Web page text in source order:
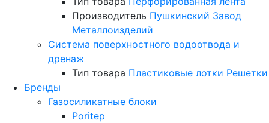
Производитель Пушкинский Завод
Металлоизделий
Система поверхностного водоотвода и
дренаж
Тип товара Пластиковые лотки Решетки
Бренды
Газосиликатные блоки
Poritep